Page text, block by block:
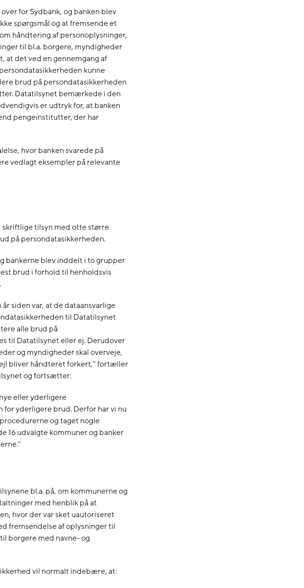
for Sydbank, og banken blev
spørgsmål og at fremsende et
håndtering af personoplysninger,
til bl.a. borgere, myndigheder
at det ved en gennemgang af
kunne
brud på persondatasikkerheden
Datatilsynet bemærkede i den
er udtryk for, at banken
pengeinstitutter, der har
hvor banken svarede på
vedlagt eksempler på relevante
tilsyn med otte større
på persondatasikkerheden.
bankerne blev inddelt i to grupper
brud i forhold til henholdsvis
siden var, at de dataansvarlige
til Datatilsynet
alle brud på
til Datatilsynet eller ej. Derudover
og myndigheder skal overveje,
bliver håndteret forkert," fortæller
og fortsætter:
eller yderligere
yderligere brud. Derfor har vi nu
og taget nogle
16 udvalgte kommuner og banker
bl.a. på, om kommunerne og
med henblik på at
hvor der var sket uautoriseret
fremsendelse af oplysninger til
borgere med navne- og
vil normalt indebære, at: